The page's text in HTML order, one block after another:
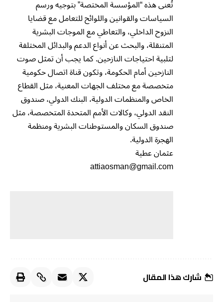
تُعنى هذه “المؤسسة المختصة” بتوجيه ورسم
السياسات والقوانين واللوائح للتعامل مع قضايا
النزوح الداخلي، والتعاطي مع الموجات البشرية
المتنقلة، والبحث عن أنواع الدعم والبدائل المختلفة
لتلبية احتياجات النازحين. كما يجب أن تمثل صوت
النازحين أمام الحكومة، وتكون قناة اتصال حكومية
متخصصة مع مختلف الجهات المعنية، مثل القطاع
الخاص والمنظمات الدولية، البنك الدولي، صندوق
النقد الدولي، وكالات الأمم المتحدة المتخصصة، مثل
صندوق السكان والمستوطنات البشرية ومنظمة
الهجرة الدولية.
عثمان عطية
attiaosman@gmail.com
شارك هذا المقال